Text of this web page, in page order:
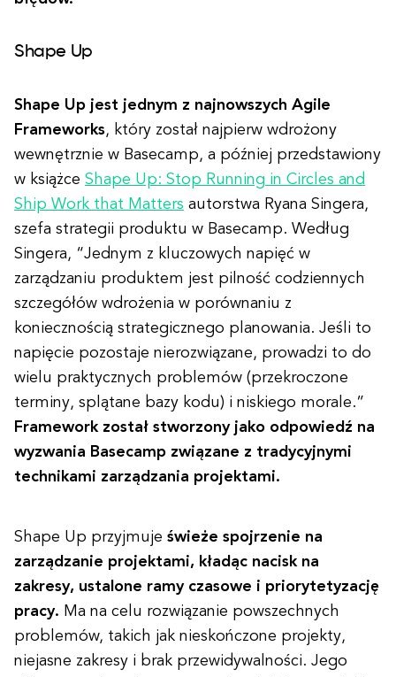
Shape Up
Shape Up jest jednym z najnowszych Agile
Frameworks, który został najpierw wdrożony
wewnętrznie w Basecamp, a później przedstawiony
w książce Shape Up: Stop Running in Circles and
Ship Work that Matters autorstwa Ryana Singera,
szefa strategii produktu w Basecamp. Według
Singera, “Jednym z kluczowych napięć w
zarządzaniu produktem jest pilność codziennych
szczegółów wdrożenia w porównaniu z
koniecznością strategicznego planowania. Jeśli to
napięcie pozostaje nierozwiązane, prowadzi to do
wielu praktycznych problemów (przekroczone
terminy, splątane bazy kodu) i niskiego morale.”
Framework został stworzony jako odpowiedź na
wyzwania Basecamp związane z tradycyjnymi
technikami zarządzania projektami.
Shape Up przyjmuje świeże spojrzenie na
zarządzanie projektami, kładąc nacisk na
zakresy, ustalone ramy czasowe i priorytetyzację
pracy. Ma na celu rozwiązanie powszechnych
problemów, takich jak nieskończone projekty,
niejasne zakresy i brak przewidywalności. Jego